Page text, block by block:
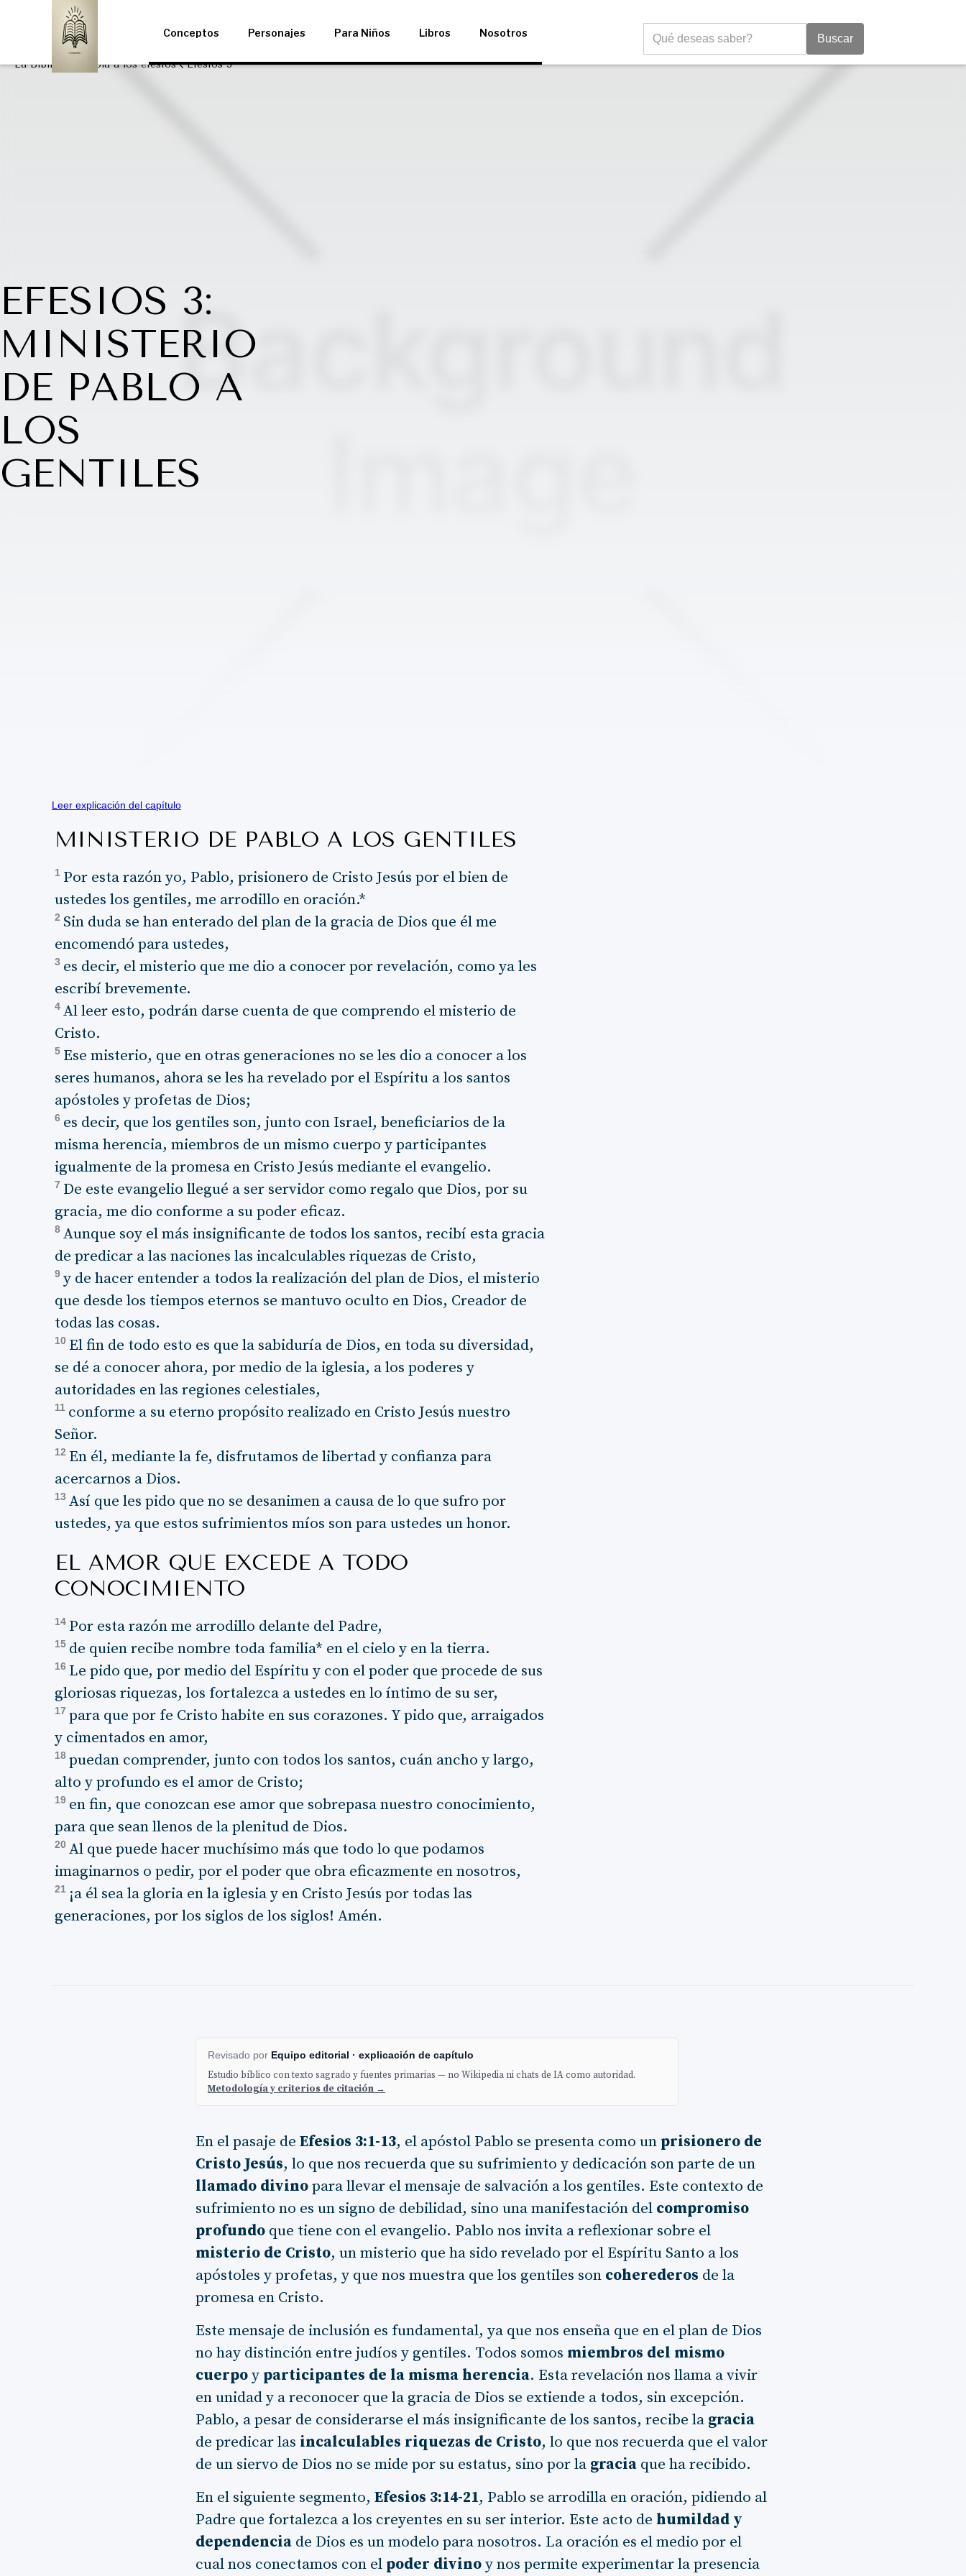
Conceptos Personajes Para Niños Libros Nosotros
EFESIOS 3:
MINISTERIO
DE PABLO A
LOS
GENTILES
La Biblia Epístola a los efesios Efesios 3
Leer explicación del capítulo
MINISTERIO DE PABLO A LOS GENTILES
1 Por esta razón yo, Pablo, prisionero de Cristo Jesús por el bien de
ustedes los gentiles, me arrodillo en oración.*
2 Sin duda se han enterado del plan de la gracia de Dios que él me
encomendó para ustedes,
3 es decir, el misterio que me dio a conocer por revelación, como ya les
escribí brevemente.
4 Al leer esto, podrán darse cuenta de que comprendo el misterio de
Cristo.
5 Ese misterio, que en otras generaciones no se les dio a conocer a los
seres humanos, ahora se les ha revelado por el Espíritu a los santos
apóstoles y profetas de Dios;
6 es decir, que los gentiles son, junto con Israel, beneficiarios de la
misma herencia, miembros de un mismo cuerpo y participantes
igualmente de la promesa en Cristo Jesús mediante el evangelio.
7 De este evangelio llegué a ser servidor como regalo que Dios, por su
gracia, me dio conforme a su poder eficaz.
8 Aunque soy el más insignificante de todos los santos, recibí esta gracia
de predicar a las naciones las incalculables riquezas de Cristo,
9y de hacer entender a todos la realización del plan de Dios, el misterio
que desde los tiempos eternos se mantuvo oculto en Dios, Creador de
todas las cosas.
10 El fin de todo esto es que la sabiduría de Dios, en toda su diversidad,
se dé a conocer ahora, por medio de la iglesia, a los poderes y
autoridades en las regiones celestiales,
11 conforme a su eterno propósito realizado en Cristo Jesús nuestro
Señor.
12 En él, mediante la fe, disfrutamos de libertad y confianza para
acercarnos a Dios.
13 Así que les pido que no se desanimen a causa de lo que sufro por
ustedes, ya que estos sufrimientos míos son para ustedes un honor.
EL AMOR QUE EXCEDE A TODO
CONOCIMIENTO
14 Por esta razón me arrodillo delante del Padre,
15 de quien recibe nombre toda familia* en el cielo y en la tierra.
16 Le pido que, por medio del Espíritu y con el poder que procede de sus
gloriosas riquezas, los fortalezca a ustedes en lo íntimo de su ser,
17para que por fe Cristo habite en sus corazones. Y pido que, arraigados
y cimentados en amor,
18puedan comprender, junto con todos los santos, cuán ancho y largo,
alto y profundo es el amor de Cristo;
19 en fin, que conozcan ese amor que sobrepasa nuestro conocimiento,
para que sean llenos de la plenitud de Dios.
20 Al que puede hacer muchísimo más que todo lo que podamos
imaginarnos o pedir, por el poder que obra eficazmente en nosotros,
21 ¡a él sea la gloria en la iglesia y en Cristo Jesús por todas las
generaciones, por los siglos de los siglos! Amén.
Revisado por Equipo editorial · explicación de capítulo
Estudio bíblico con texto sagrado y fuentes primarias — no Wikipedia ni chats de IA como autoridad.
Metodología y criterios de citación →
En el pasaje de Efesios 3:1-13, el apóstol Pablo se presenta como un prisionero de
Cristo Jesús, lo que nos recuerda que su sufrimiento y dedicación son parte de un
llamado divinopara llevar el mensaje de salvación a los gentiles. Este contexto de
sufrimiento no es un signo de debilidad, sino una manifestación del compromiso
profundo que tiene con el evangelio. Pablo nos invita a reflexionar sobre el
misterio de Cristo, un misterio que ha sido revelado por el Espíritu Santo a los
apóstoles y profetas, y que nos muestra que los gentiles son coherederos de la
promesa en Cristo.
Este mensaje de inclusión es fundamental, ya que nos enseña que en el plan de Dios
no hay distinción entre judíos y gentiles. Todos somos miembros del mismo
cuerpoy participantes de la misma herencia. Esta revelación nos llama a vivir
en unidad y a reconocer que la gracia de Dios se extiende a todos, sin excepción.
Pablo, a pesar de considerarse el más insignificante de los santos, recibe la gracia
de predicar las incalculables riquezas de Cristo, lo que nos recuerda que el valor
de un siervo de Dios no se mide por su estatus, sino por la gracia que ha recibido.
En el siguiente segmento, Efesios 3:14-21, Pablo se arrodilla en oración, pidiendo al
Padre que fortalezca a los creyentes en su ser interior. Este acto de humildad y
dependencia de Dios es un modelo para nosotros. La oración es el medio por el
cual nos conectamos con el poder divinoy nos permite experimentar la presencia